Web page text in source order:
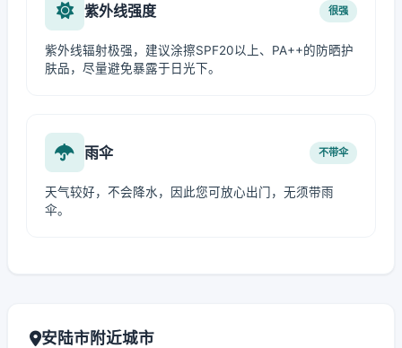
紫外线强度 很强
紫外线辐射极强，建议涂擦SPF20以上、PA++的防晒护
肤品，尽量避免暴露于日光下。
雨伞 不带伞
天气较好，不会降水，因此您可放心出门，无须带雨
伞。
安陆市附近城市